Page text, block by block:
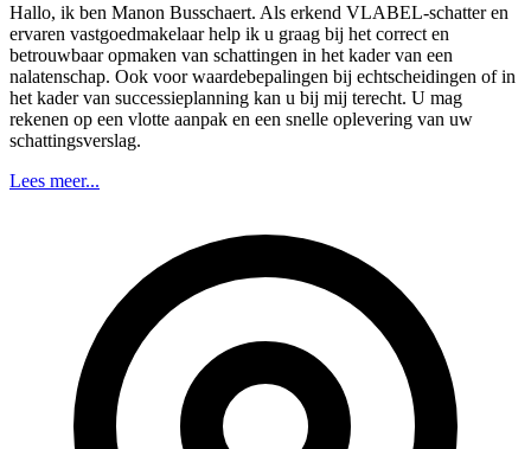
Hallo, ik ben Manon Busschaert. Als erkend VLABEL-schatter en
ervaren vastgoedmakelaar help ik u graag bij het correct en
betrouwbaar opmaken van schattingen in het kader van een
nalatenschap. Ook voor waardebepalingen bij echtscheidingen of in
het kader van successieplanning kan u bij mij terecht. U mag
rekenen op een vlotte aanpak en een snelle oplevering van uw
schattingsverslag.
Lees meer...